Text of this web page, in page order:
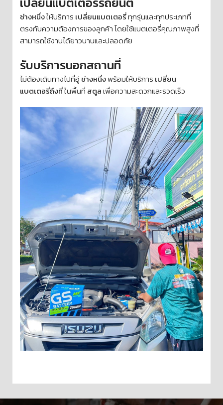
ช่างหนึ่งให้บริการ เปลี่ยนแบตเตอรี่ทุกรุ่นและทุกประเภทที่
ตรงกับความต้องการของลูกค้า โดยใช้แบตเตอรี่คุณภาพสูงที่
สามารถใช้งานได้ยาวนานและปลอดภัย
รับบริการนอกสถานที่
ไม่ต้องเดินทางไปที่อู่ ช่างหนึ่งพร้อมให้บริการ เปลี่ยน
แบตเตอรี่ถึงที่ในพื้นที่ สตูลเพื่อความสะดวกและรวดเร็ว